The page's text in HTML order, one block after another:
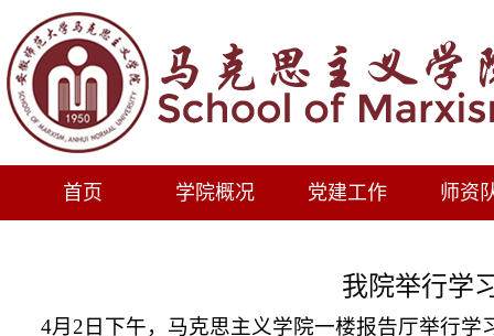
首页 学院概况 党建工作 师资
我院举行学
4月2日下午，马克思主义学院一楼报告厅举行